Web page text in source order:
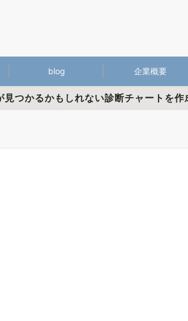
blog 企業概要
つかるかもしれない診断チャートを作